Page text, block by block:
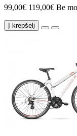
99,00€ 119,00€ Be
Į krepšelį